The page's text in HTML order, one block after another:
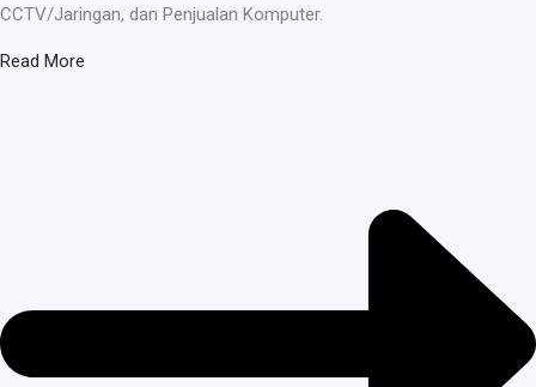
CCTV/Jaringan, dan Penjualan Komputer.
Read More